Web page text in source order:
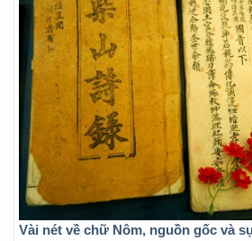
Vài nét về chữ Nôm, nguồn gốc và